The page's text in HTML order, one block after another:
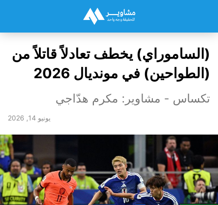
(الساموراي) يخطف تعادلاً قاتلاً من
(الطواحين) في مونديال 2026
تكساس - مشاوير: مكرم هدّاجي
يونيو 14, 2026